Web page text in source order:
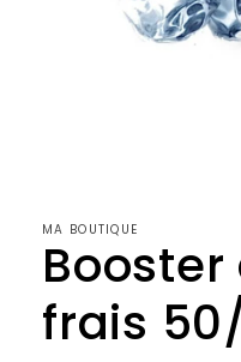
une
fenêtre
modale
MA BOUTIQUE
frais